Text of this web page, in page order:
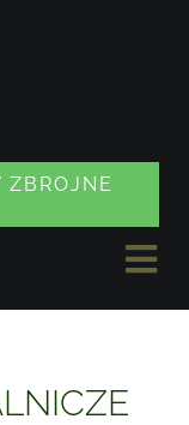
ZBROJNE